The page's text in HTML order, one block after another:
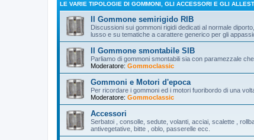
LE VARIE TIPOLOGIE DI GOMMONI, GLI ACCESSORI E GLI
Il Gommone semirigido RIB
Discussioni sui gommoni rigidi dedicati al normale
lusso e su tematiche a carattere generico per gli
Il Gommone smontabile SIB
Parliamo di gommoni smontabili sia con paramezzale
Moderatore: Gommoclassic
Gommoni e Motori d'epoca
Per ricordare i gommoni ed i motori fuoribordo di una
Moderatore: Gommoclassic
Accessori
Serbatoi , consolle, sedute, volanti, acciai, scalette ,
antivegetative, bitte , oblo, passerelle ecc.